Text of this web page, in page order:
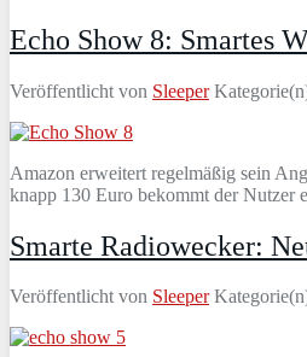
Echo Show 8: Smartes
Veröffentlicht von Sleeper
Amazon erweitert regelmäßig sein
knapp 130 Euro bekommt der Nutzer
Smarte Radiowecker:
Veröffentlicht von Sleeper